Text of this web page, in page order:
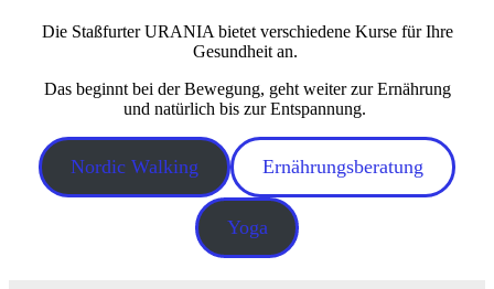
Die Staßfurter URANIA bietet verschiedene Kurse für Ihre
Gesundheit an.
Das beginnt bei der Bewegung, geht weiter zur Ernährung
und natürlich bis zur Entspannung.
Nordic Walking Ernährungsberatung
Yoga